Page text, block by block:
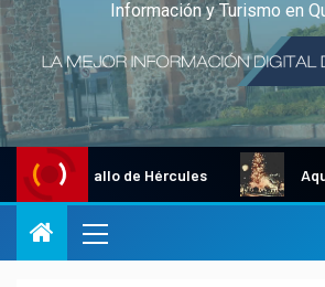
Información y Turismo en
Gallo de Hércules Aquel